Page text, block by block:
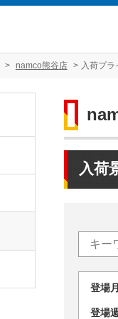
namco熊谷店 入荷プラ
入荷
登
登